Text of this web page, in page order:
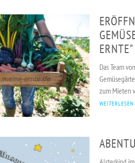
ERNTE"
Das Team
zum Mieten
WEITERLESEN